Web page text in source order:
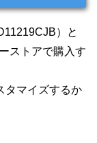
）と
ストアで購入す
タマイズするか